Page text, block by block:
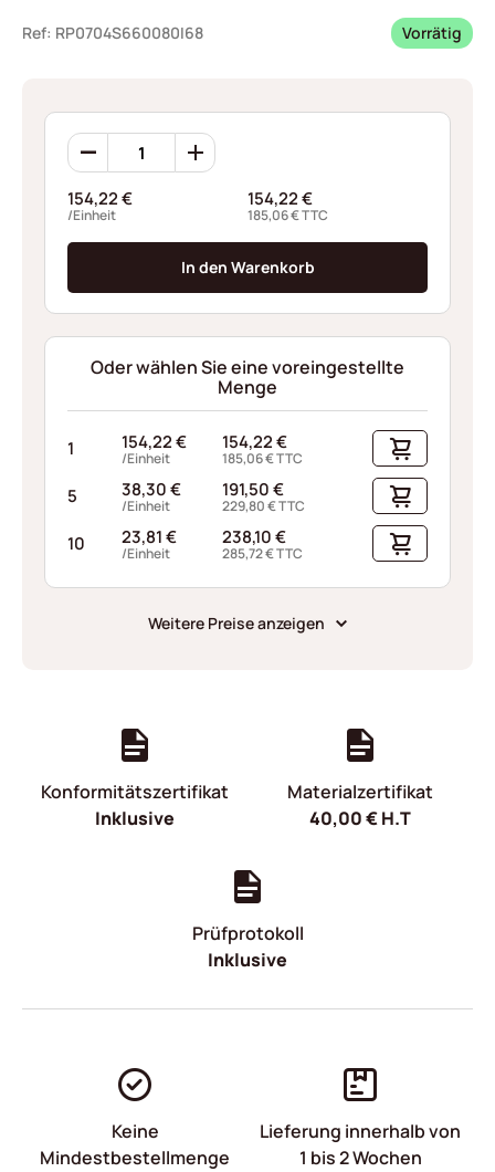
Ref: RP0704S660080I68 Vorrätig
Ondufil
Wellenfedern
Menge
154,22€
/Einheit
154,22€
185,06€TTC
In den Warenkorb
Oder wählen Sie eine voreingestellte
Menge
1 154,22€
/Einheit
154,22€
185,06€TTC
5 38,30€
/Einheit
191,50€
229,80€TTC
10 23,81€
/Einheit
238,10€
285,72€TTC
Weitere Preise anzeigen
Konformitätszertifikat
Inklusive
Materialzertifikat
40,00€H.T
Prüfprotokoll
Inklusive
Keine
Mindestbestellmenge
Lieferung innerhalb von
1 bis 2 Wochen